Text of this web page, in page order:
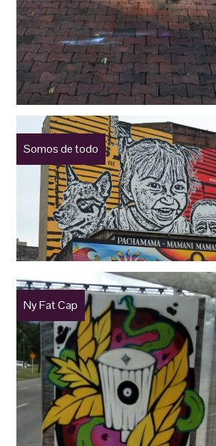
Somos de todo
Ny Fat Cap